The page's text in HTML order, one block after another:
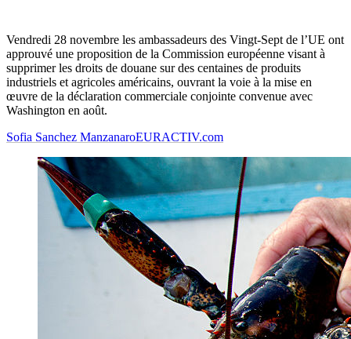
Vendredi 28 novembre les ambassadeurs des Vingt-Sept de l’UE ont
approuvé une proposition de la Commission européenne visant à
supprimer les droits de douane sur des centaines de produits
industriels et agricoles américains, ouvrant la voie à la mise en
œuvre de la déclaration commerciale conjointe convenue avec
Washington en août.
Sofia Sanchez ManzanaroEURACTIV.com